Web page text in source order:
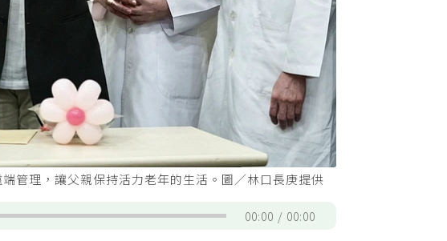
管理，讓父親保持活力老年的生活。圖／林口長庚提供
00:00 00:00